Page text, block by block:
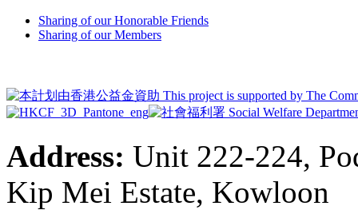
Sharing of our Honorable Friends
Sharing of our Members
Address: Unit 222-224,
Kip Mei Estate, Kowloon